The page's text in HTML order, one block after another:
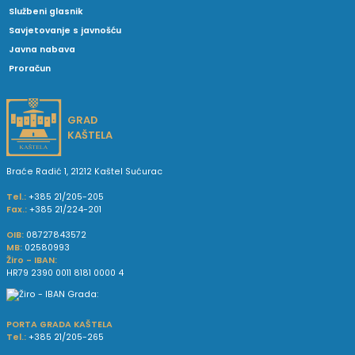
Službeni glasnik
Savjetovanje s javnošću
Javna nabava
Proračun
GRAD
KAŠTELA
Braće Radić 1, 21212 Kaštel Sućurac
Tel.: +385 21/205-205
Fax.: +385 21/224-201
OIB: 08727843572
MB: 02580993
Žiro - IBAN:
HR79 2390 0011 8181 0000 4
PORTA GRADA KAŠTELA
Tel.: +385 21/205-265